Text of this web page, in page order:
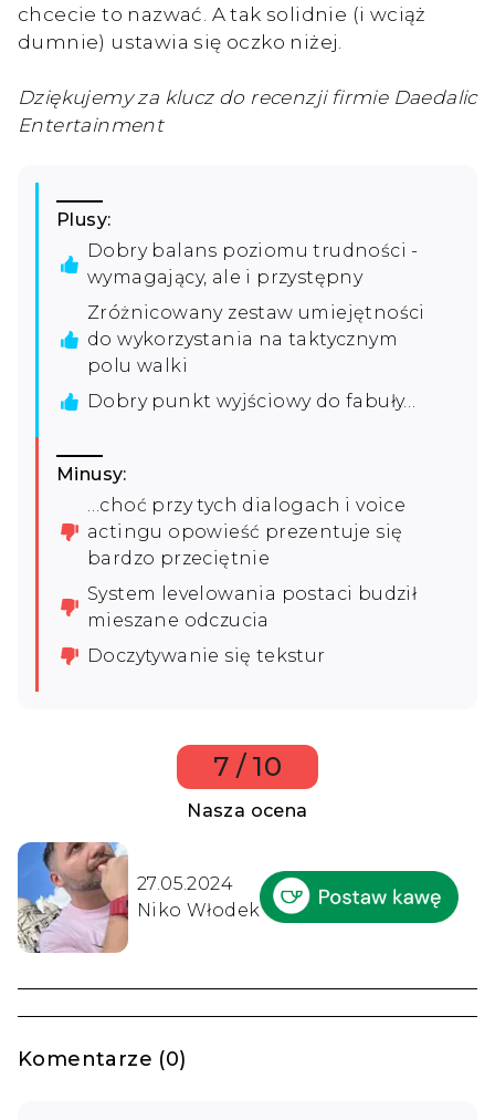
chcecie to nazwać. A tak solidnie (i wciąż
dumnie) ustawia się oczko niżej.
Dziękujemy za klucz do recenzji firmie Daedalic
Entertainment
Plusy:
Dobry balans poziomu trudności -
wymagający, ale i przystępny
Zróżnicowany zestaw umiejętności
do wykorzystania na taktycznym
polu walki
Dobry punkt wyjściowy do fabuły…
Minusy:
…choć przy tych dialogach i voice
actingu opowieść prezentuje się
bardzo przeciętnie
System levelowania postaci budził
mieszane odczucia
Doczytywanie się tekstur
7 / 10
Nasza ocena
27.05.2024
Niko Włodek
Komentarze (0)